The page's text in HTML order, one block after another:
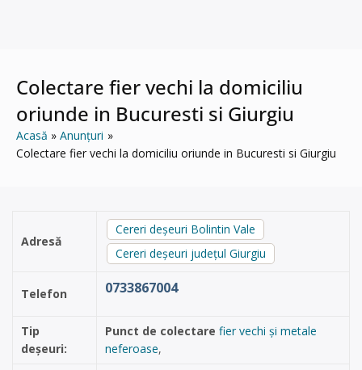
Colectare fier vechi la domiciliu
oriunde in Bucuresti si Giurgiu
Acasă
Anunțuri
Colectare fier vechi la domiciliu oriunde in Bucuresti si Giurgiu
Adresă
Cereri deșeuri Bolintin Vale
Cereri deșeuri județul Giurgiu
Telefon 0733867004
Tip
deșeuri:
Punct de colectare fier vechi și metale
neferoase,